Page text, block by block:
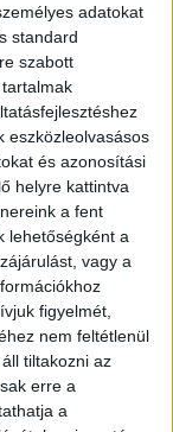
adatokat
standard
szabott
eszközleolvasásos
és azonosítási
helyre kattintva
a fent
lehetőségként a
vagy a
figyelmét,
nem feltétlenül
tiltakozni az
erre a
a
távon
hogy
és